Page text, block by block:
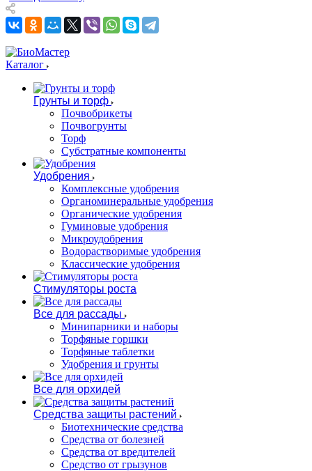
Каталог
Грунты и торф
Почвобрикеты
Почвогрунты
Торф
Субстратные компоненты
Удобрения
Комплексные удобрения
Органоминеральные удобрения
Органические удобрения
Гуминовые удобрения
Микроудобрения
Водорастворимые удобрения
Классические удобрения
Стимуляторы роста
Все для рассады
Минипарники и наборы
Торфяные горшки
Торфяные таблетки
Удобрения и грунты
Все для орхидей
Средства защиты растений
Биотехнические средства
Средства от болезней
Средства от вредителей
Средство от грызунов